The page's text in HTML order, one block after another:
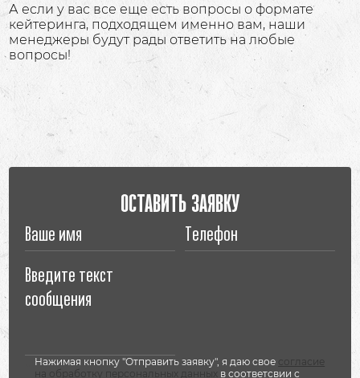
А если у вас все еще есть вопросы о формате
кейтеринга, подходящем именно вам, наши
менеджеры будут рады ответить на любые
вопросы!
ОСТАВИТЬ ЗАЯВКУ
Нажимая кнопку "Отправить заявку", я даю свое
согласие
на обработку персональных данных
в соответсвии с